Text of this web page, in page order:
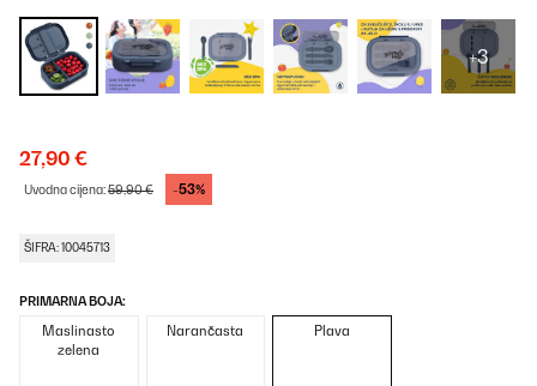
+3
27,90 €
Uvodna cijena:59,90 € -53%
ŠIFRA: 10045713
PRIMARNA BOJA:
Maslinasto
zelena
Narančasta Plava